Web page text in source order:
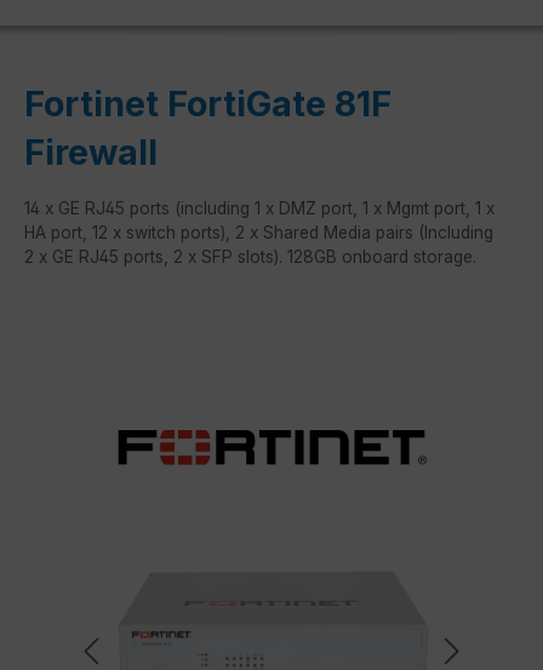
Fortinet FortiGate 81F
Firewall
14 x GE RJ45 ports (including 1 x DMZ port, 1 x Mgmt port, 1 x
HA port, 12 x switch ports), 2 x Shared Media pairs (Including
2 x GE RJ45 ports, 2 x SFP slots). 128GB onboard storage.